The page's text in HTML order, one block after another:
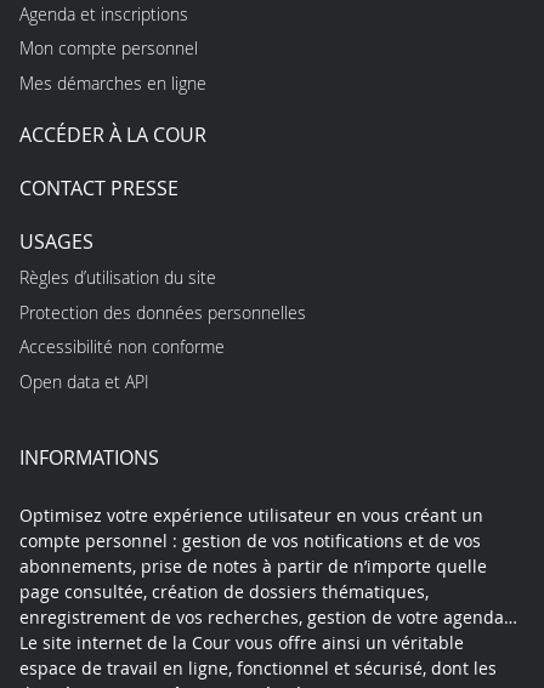
Agenda et inscriptions
Mon compte personnel
Mes démarches en ligne
ACCÉDER À LA COUR
CONTACT PRESSE
USAGES
Règles d’utilisation du site
Protection des données personnelles
Accessibilité non conforme
Open data et API
INFORMATIONS
Optimisez votre expérience utilisateur en vous créant un
compte personnel : gestion de vos notifications et de vos
abonnements, prise de notes à partir de n’importe quelle
page consultée, création de dossiers thématiques,
enregistrement de vos recherches, gestion de votre agenda…
Le site internet de la Cour vous offre ainsi un véritable
espace de travail en ligne, fonctionnel et sécurisé, dont les